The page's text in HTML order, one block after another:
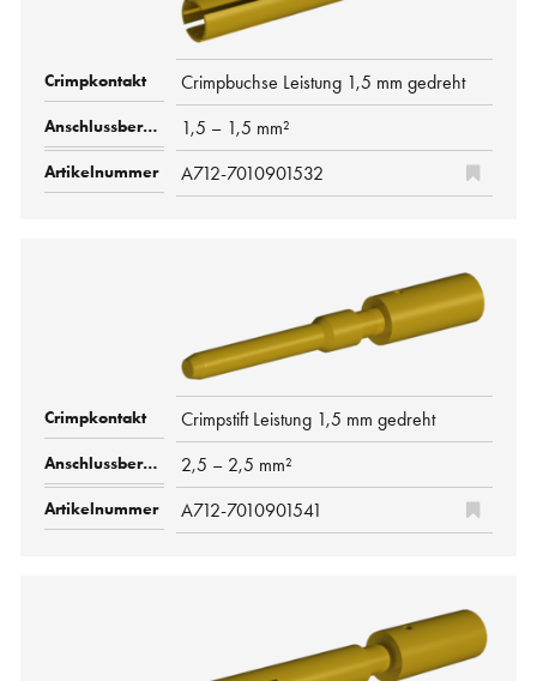
Crimpbuchse Leistung 1,5 mm gedreht
1,5 – 1,5 mm²
A712-7010901532
Crimpstift Leistung 1,5 mm gedreht
2,5 – 2,5 mm²
A712-7010901541